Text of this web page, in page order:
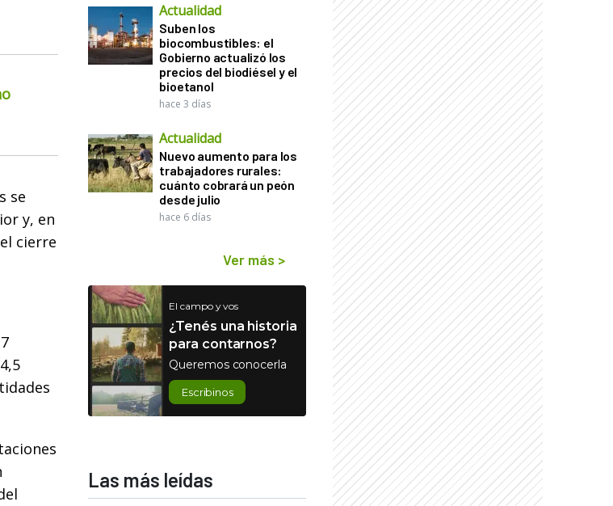
se
y, en
cierre
Actualidad
Suben los
biocombustibles: el
Gobierno actualizó los
precios del biodiésel y el
bioetanol
hace 3 días
Actualidad
Nuevo aumento para los
trabajadores rurales:
cuánto cobrará un peón
desde julio
hace 6 días
Ver más >
El campo y vos
¿Tenés una historia
para contarnos?
Queremos conocerla
Escribinos
Las más leídas